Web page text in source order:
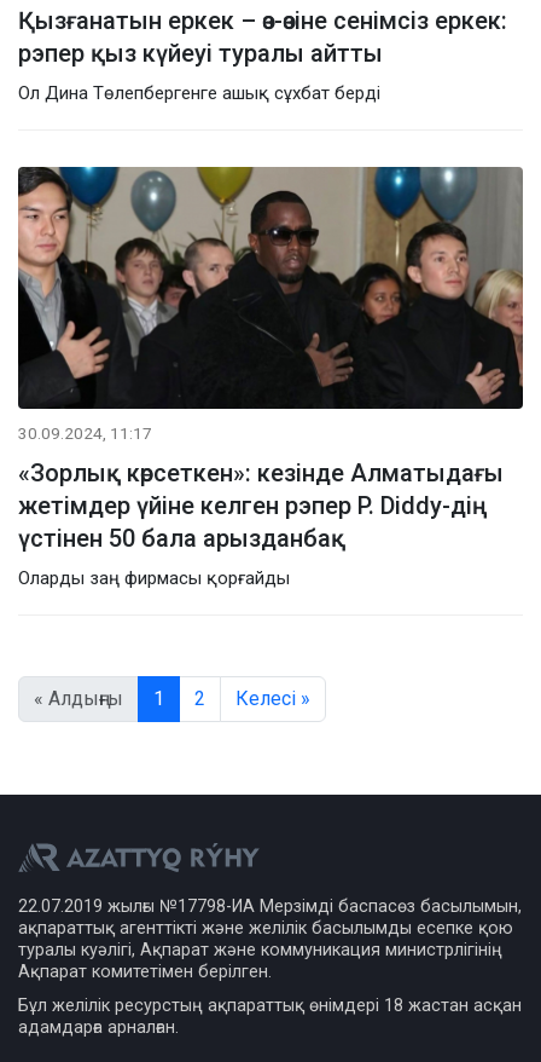
Қызғанатын еркек – өз-өзіне сенімсіз еркек:
рэпер қыз күйеуі туралы айтты
Ол Дина Төлепбергенге ашық сұхбат берді
30.09.2024, 11:17
«Зорлық көрсеткен»: кезінде Алматыдағы
жетімдер үйіне келген рэпер P. Diddy-дің
үстінен 50 бала арызданбақ
Оларды заң фирмасы қорғайды
« Алдыңғы 1 2 Келесі »
22.07.2019 жылғы №17798-ИА Мерзімді баспасөз басылымын,
ақпараттық агенттікті және желілік басылымды есепке қою
туралы куәлігі, Ақпарат және коммуникация министрлігінің
Ақпарат комитетімен берілген.
Бұл желілік ресурстың ақпараттық өнімдері 18 жастан асқан
адамдарға арналған.